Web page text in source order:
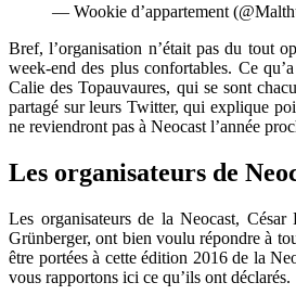
— Wookie d’appartement
Bref, l’organisation n’était pas du tout
week-end des plus confortables. Ce
Calie des Topauvaures, qui se sont
partagé sur leurs Twitter, qui explique
ne reviendront pas à Neocast l’année
Les organisateurs de
Les organisateurs de la Neocast,
Grünberger, ont bien voulu répondre à
être portées à cette édition 2016 de la
vous rapportons ici ce qu’ils ont déclarés.